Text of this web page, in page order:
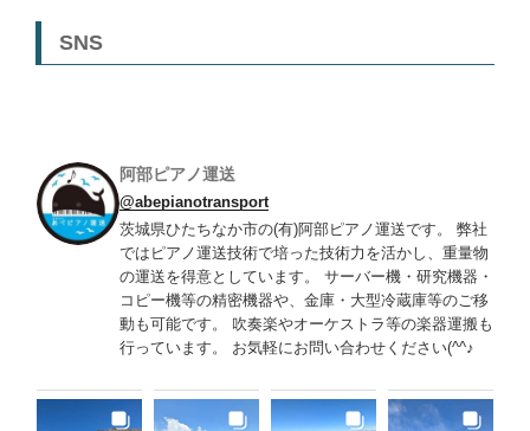
SNS
阿部ピアノ運送
@abepianotransport
茨城県ひたちなか市の(有)阿部ピアノ運送です。 弊社
ではピアノ運送技術で培った技術力を活かし、重量物
の運送を得意としています。 サーバー機・研究機器・
コピー機等の精密機器や、金庫・大型冷蔵庫等のご移
動も可能です。 吹奏楽やオーケストラ等の楽器運搬も
行っています。 お気軽にお問い合わせください(^^♪